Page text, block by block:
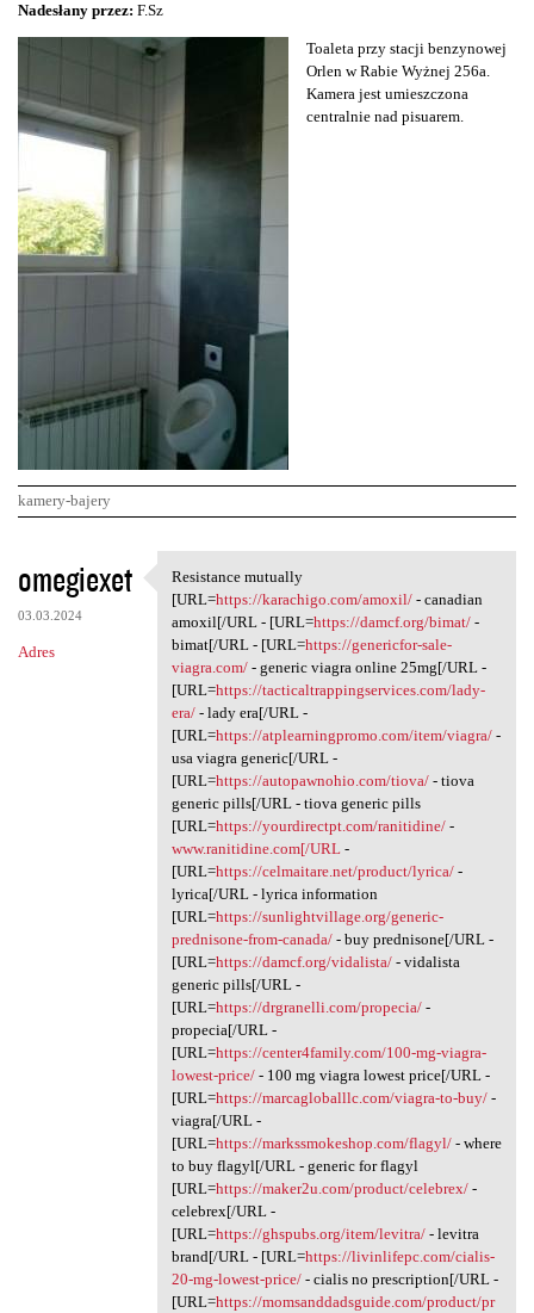
Nadesłany przez: F.Sz
Toaleta przy stacji benzynowej
Orlen w Rabie Wyżnej 256a.
Kamera jest umieszczona
centralnie nad pisuarem.
kamery-bajery
K
o
m
e
omegiexet
03.03.2024
Adres
Resistance mutually [URL
Resistance mutually
[URL=https://karachigo.com/amoxil/- canadian
amoxil[/URL - [URL=https://damcf.org/bimat/-
bimat[/URL - [URL=https://genericfor-sale-
viagra.com/- generic viagra online 25mg[/URL -
[URL=https://tacticaltrappingservices.com/lady-
era/- lady era[/URL -
[URL=https://atplearningpromo.com/item/viagra/-
usa viagra generic[/URL -
[URL=https://autopawnohio.com/tiova/- tiova
generic pills[/URL - tiova generic pills
[URL=https://yourdirectpt.com/ranitidine/-
www.ranitidine.com[/URL-
[URL=https://celmaitare.net/product/lyrica/-
lyrica[/URL - lyrica information
[URL=https://sunlightvillage.org/generic-
prednisone-from-canada/- buy prednisone[/URL -
[URL=https://damcf.org/vidalista/- vidalista
generic pills[/URL -
[URL=https://drgranelli.com/propecia/-
propecia[/URL -
[URL=https://center4family.com/100-mg-viagra-
lowest-price/- 100 mg viagra lowest price[/URL -
[URL=https://marcagloballlc.com/viagra-to-buy/-
viagra[/URL -
[URL=https://markssmokeshop.com/flagyl/- where
to buy flagyl[/URL - generic for flagyl
[URL=https://maker2u.com/product/celebrex/-
celebrex[/URL -
[URL=https://ghspubs.org/item/levitra/- levitra
brand[/URL - [URL=https://livinlifepc.com/cialis-
20-mg-lowest-price/- cialis no prescription[/URL -
[URL=https://momsanddadsguide.com/product/pr